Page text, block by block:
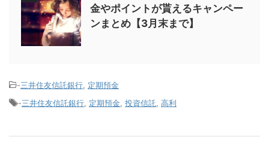
金やポイントが貰えるキャンペー
ンまとめ【3月末まで】
-三井住友信託銀行 定期預金
-三井住友信託銀行 定期預金 投資信託 高利